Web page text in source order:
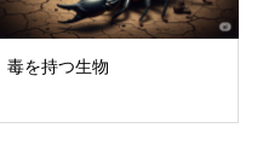
毒を持つ生物